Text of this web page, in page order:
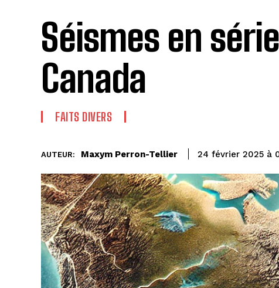
Séismes en
Canada
FAITS DIVERS
AUTEUR: Maxym Perron-Tellier 24 février 2025 à